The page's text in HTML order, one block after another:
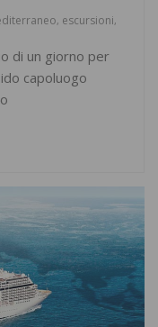
, escursioni,
di un giorno per
capoluogo